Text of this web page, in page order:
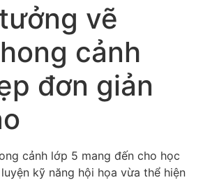
vẽ
cảnh
đơn giản
cảnh lớp 5 mang đến cho học
kỹ năng hội họa vừa thể hiện